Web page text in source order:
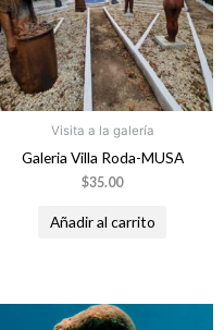
Visita a la galería
Galeria Villa Roda-MUSA
$35.00
Añadir al carrito